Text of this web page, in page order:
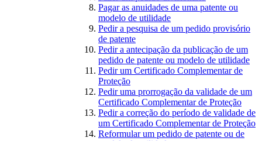
Pagar as anuidades de uma patente ou
modelo de utilidade
Pedir a pesquisa de um pedido provisório
de patente
Pedir a antecipação da publicação de um
pedido de patente ou modelo de utilidade
Pedir um Certificado Complementar de
Proteção
Pedir uma prorrogação da validade de um
Certificado Complementar de Proteção
Pedir a correção do período de validade de
um Certificado Complementar de Proteção
Reformular um pedido de patente ou de